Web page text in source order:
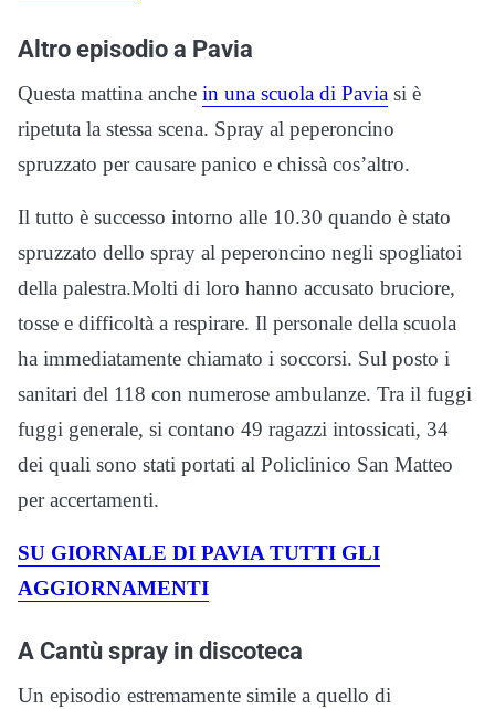
Altro episodio a Pavia
Questa mattina anche in una scuola di Pavia si è
ripetuta la stessa scena. Spray al peperoncino
spruzzato per causare panico e chissà cos’altro.
Il tutto è successo intorno alle 10.30 quando è stato
spruzzato dello spray al peperoncino negli spogliatoi
della palestra.Molti di loro hanno accusato bruciore,
tosse e difficoltà a respirare. Il personale della scuola
ha immediatamente chiamato i soccorsi. Sul posto i
sanitari del 118 con numerose ambulanze. Tra il fuggi
fuggi generale, si contano 49 ragazzi intossicati, 34
dei quali sono stati portati al Policlinico San Matteo
per accertamenti.
SU GIORNALE DI PAVIA TUTTI GLI
AGGIORNAMENTI
A Cantù spray in discoteca
Un episodio estremamente simile a quello di